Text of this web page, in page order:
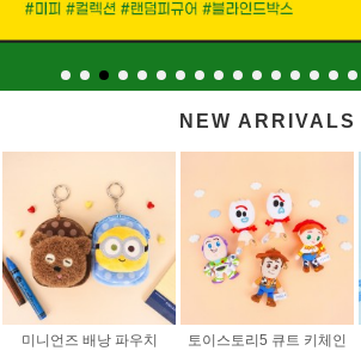
NEW ARRIVALS
미니언즈 배낭 파우치
토이스토리5 큐트 키체인